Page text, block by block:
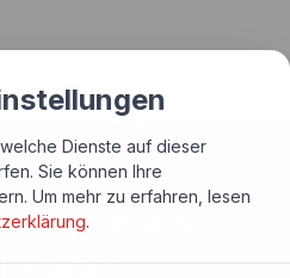
als
Dienste auf dieser
Sie können Ihre
Um mehr zu erfahren, lesen
.